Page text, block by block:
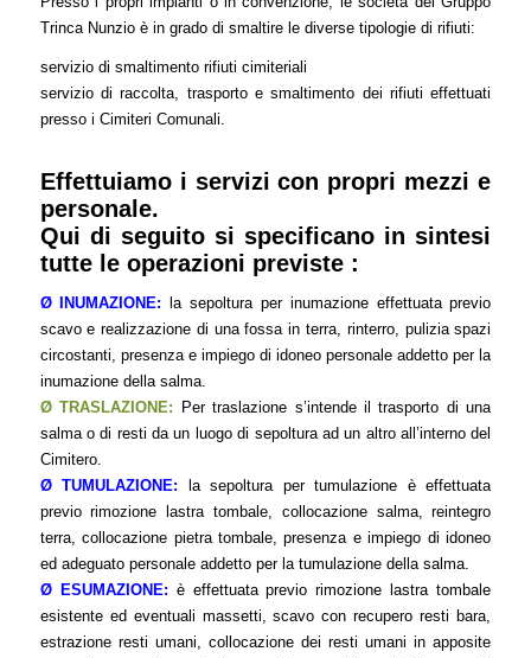
Trinca Nunzio è in grado di smaltire le diverse tipologie di rifiuti:
servizio di smaltimento rifiuti cimiteriali
servizio di raccolta, trasporto e smaltimento dei rifiuti effettuati
presso i Cimiteri Comunali.
Effettuiamo i servizi con propri mezzi e
personale.
Qui di seguito si specificano in sintesi
tutte le operazioni previste :
Ø INUMAZIONE: la sepoltura per inumazione effettuata previo
scavo e realizzazione di una fossa in terra, rinterro, pulizia spazi
circostanti, presenza e impiego di idoneo personale addetto per la
inumazione della salma.
Ø TRASLAZIONE: Per traslazione s’intende il trasporto di una
salma o di resti da un luogo di sepoltura ad un altro all’interno del
Cimitero.
Ø TUMULAZIONE: la sepoltura per tumulazione è effettuata
previo rimozione lastra tombale, collocazione salma, reintegro
terra, collocazione pietra tombale, presenza e impiego di idoneo
ed adeguato personale addetto per la tumulazione della salma.
Ø ESUMAZIONE: è effettuata previo rimozione lastra tombale
esistente ed eventuali massetti, scavo con recupero resti bara,
estrazione resti umani, collocazione dei resti umani in apposite